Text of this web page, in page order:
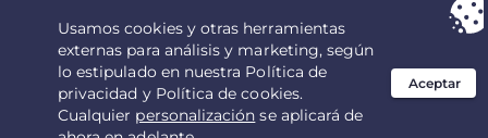
Tu elección:la mejor ofertadurante 3.3333333333333 años por $
2.23 /mes